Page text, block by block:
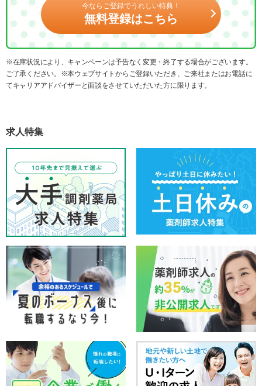
今ならご登録でうれしい特典！
無料登録はこちら
※在庫状況により、キャンペーンは予告なく変更・終了する場合がございます。
ご了承ください。※本ウェブサイトからご登録いただき、ご来社またはお電話に
てキャリアアドバイザーと面談をさせていただいた方に限ります。
求人特集